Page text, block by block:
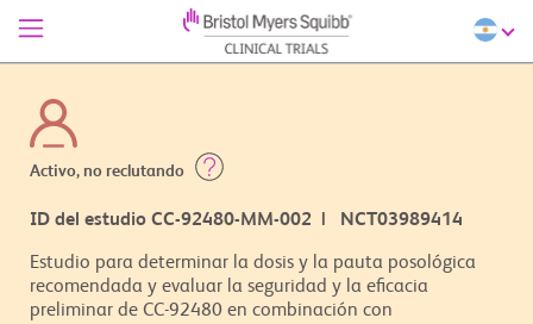
Activo, no reclutando
ID del estudio CC-92480-MM-002 | NCT03989414
Estudio para determinar la dosis y la pauta posológica
recomendada y evaluar la seguridad y la eficacia
preliminar de CC-92480 en combinación con